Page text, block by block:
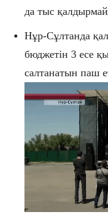
да тыс
Нұр-Сұлтанда
бюджетін 3 есе
салтанатын паш